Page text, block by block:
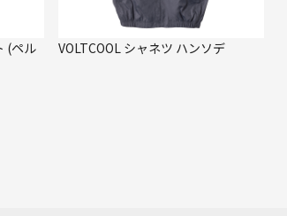
(ペル
VOLTCOOL シャネツ ハンソデ